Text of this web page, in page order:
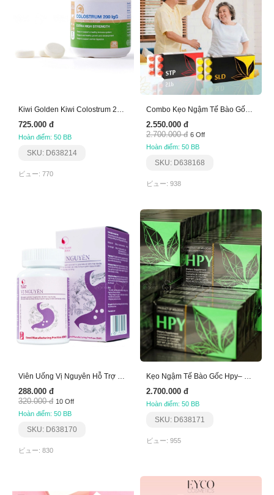
Kiwi Golden Kiwi Colostrum 200 Igg Tablet
725.000 đ
Hoàn điểm: 50 BB
SKU: D638214
ビュー: 770
​​​​​​​Combo Kẹo Ngậm Tế Bào Gốc (Bộ Xương Khớp)
2.550.000 đ
2.700.000 đ 6 Off
Hoàn điểm: 50 BB
SKU: D638168
ビュー: 938
288.000 đ
320.000 đ 10 Off
Hoàn điểm: 50 BB
SKU: D638170
ビュー: 830
2.700.000 đ
Hoàn điểm: 50 BB
SKU: D638171
ビュー: 955